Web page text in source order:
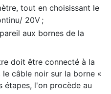
tout en choisissant le
20V ;
aux bornes de la
doit être connecté à la
câble noir sur la borne «
étapes, l'on procède au